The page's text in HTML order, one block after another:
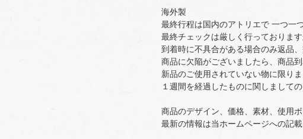
海外製
最終行程は国内のアトリエで 一つ一
最終チェックは厳しく行っておりま
到着時に不具合がある場合のみ返品
商品に欠陥がございましたら、商品
新品のご使用されていない物に限り
１週間を経過したものに関しまして
商品のデザイン、価格、素材、使用
最新の情報は当ホームページへの記